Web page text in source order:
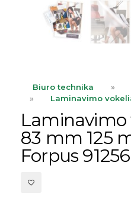
Biuro technika »
»
Laminavimo
Laminavimo
83 mm 125
Forpus 91256